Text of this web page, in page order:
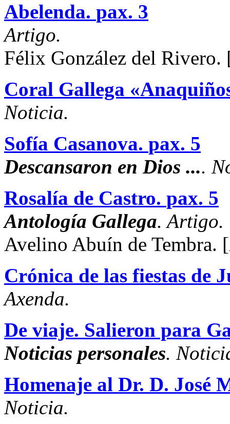
Abelenda. pax. 3
Artigo.
Félix González del Rivero.
Coral Gallega
Noticia.
Sofía Casanova. pax. 5
Descansaron en Dios ....
Rosalía de Castro. pax. 5
Antología Gallega. Artigo.
Avelino Abuín de Tembra.
Crónica de las fiestas de
Axenda.
De viaje. Salieron para
Noticias personales.
Homenaje al Dr. D. José
Noticia.